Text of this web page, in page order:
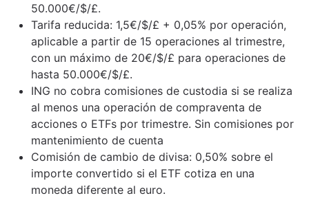
50.000€/$/£.
Tarifa reducida: 1,5€/$/£ + 0,05% por operación,
aplicable a partir de 15 operaciones al trimestre,
con un máximo de 20€/$/£ para operaciones de
hasta 50.000€/$/£.
ING no cobra comisiones de custodia si se realiza
al menos una operación de compraventa de
acciones o ETFs por trimestre. Sin comisiones por
mantenimiento de cuenta
Comisión de cambio de divisa: 0,50% sobre el
importe convertido si el ETF cotiza en una
moneda diferente al euro.